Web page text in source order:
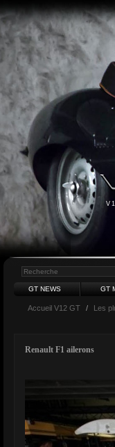
GT NEWS GT
Accueil V12 GT / Les
Renault F1 ailerons